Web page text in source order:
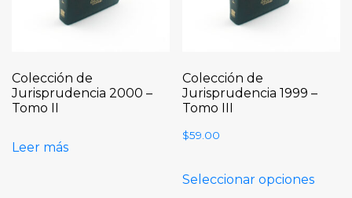
Colección de
Jurisprudencia 2000 –
Tomo II
Leer más
Colección de
Jurisprudencia 1999 –
Tomo III
$59.00
Seleccionar opciones